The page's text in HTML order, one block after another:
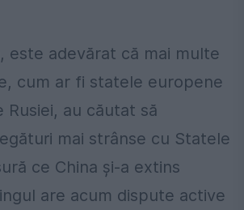
este adevărat că mai multe
cum ar fi statele europene
Rusiei, au căutat să
mai strânse cu Statele
ce China și-a extins
are acum dispute active